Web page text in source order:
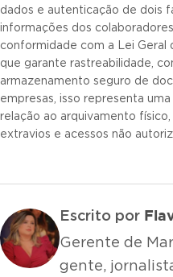
dados e autenticação de dois
informações dos
conformidade com a Lei Geral
que garante rastreabilidade,
armazenamento seguro de
empresas, isso representa
relação ao arquivamento
extravios e acessos não
Escrito por
Gerente de
gente,